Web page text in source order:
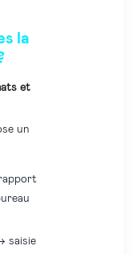
la
et
un
saisie